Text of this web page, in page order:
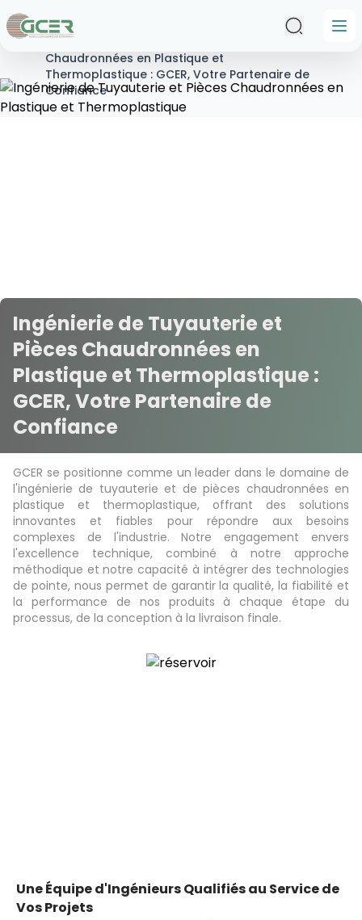
Passer au contenu principal
Accueil
Ingénierie de Tuyauterie et Pièces
Chaudronnées en Plastique et
Thermoplastique : GCER, Votre Partenaire de
Confiance
Ingénierie de Tuyauterie et
Pièces Chaudronnées en
Plastique et Thermoplastique :
GCER, Votre Partenaire de
Confiance
GCER se positionne comme un leader dans le domaine de
l'ingénierie de tuyauterie et de pièces chaudronnées en
plastique et thermoplastique, offrant des solutions
innovantes et fiables pour répondre aux besoins
complexes de l'industrie. Notre engagement envers
l'excellence technique, combiné à notre approche
méthodique et notre capacité à intégrer des technologies
de pointe, nous permet de garantir la qualité, la fiabilité et
la performance de nos produits à chaque étape du
processus, de la conception à la livraison finale.
Une Équipe d'Ingénieurs Qualifiés au Service de
Vos Projets